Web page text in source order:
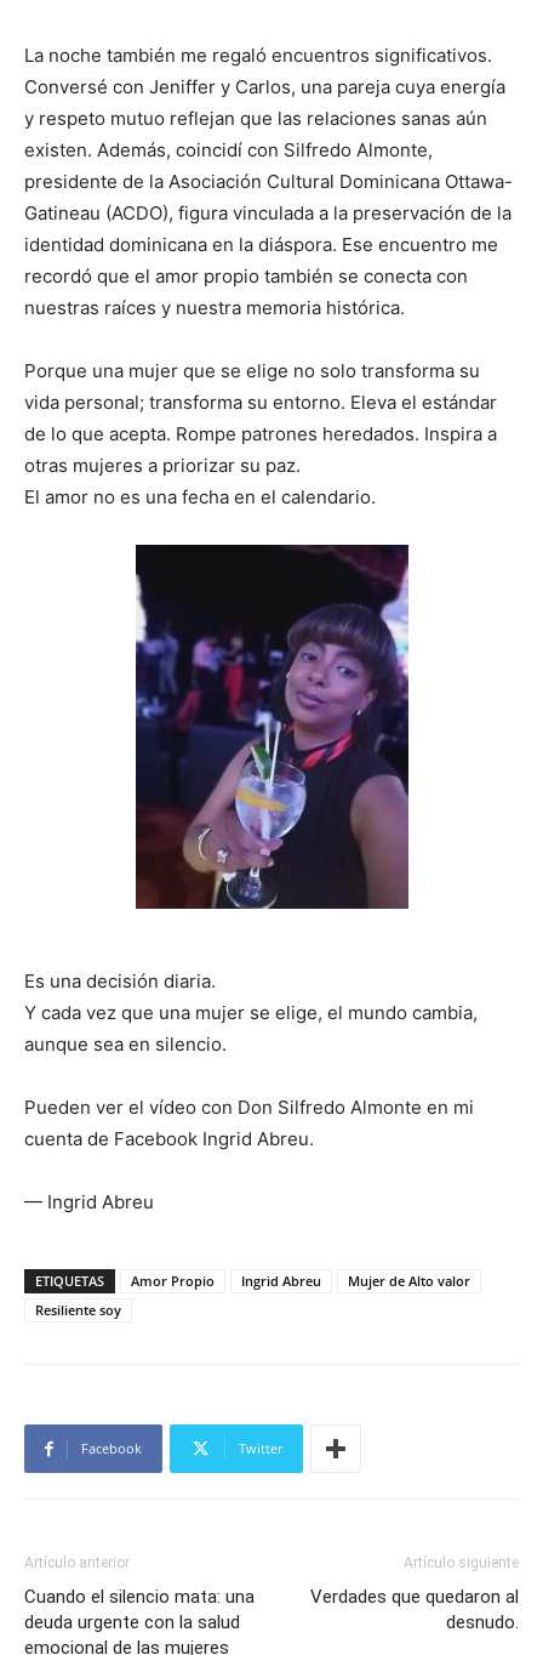
La noche también me regaló encuentros significativos.
Conversé con Jeniffer y Carlos, una pareja cuya energía
y respeto mutuo reflejan que las relaciones sanas aún
existen. Además, coincidí con Silfredo Almonte,
presidente de la Asociación Cultural Dominicana Ottawa-
Gatineau (ACDO), figura vinculada a la preservación de la
identidad dominicana en la diáspora. Ese encuentro me
recordó que el amor propio también se conecta con
nuestras raíces y nuestra memoria histórica.
Porque una mujer que se elige no solo transforma su
vida personal; transforma su entorno. Eleva el estándar
de lo que acepta. Rompe patrones heredados. Inspira a
otras mujeres a priorizar su paz.
El amor no es una fecha en el calendario.
Es una decisión diaria.
Y cada vez que una mujer se elige, el mundo cambia,
aunque sea en silencio.
Pueden ver el vídeo con Don Silfredo Almonte en mi
cuenta de Facebook Ingrid Abreu.
— Ingrid Abreu
ETIQUETAS Amor Propio Ingrid Abreu
Mujer de Alto valor
Resiliente soy
Facebook Twitter
Artículo anterior
Cuando el silencio mata: una
deuda urgente con la salud
emocional de las mujeres
Artículo siguiente
Verdades que quedaron al
desnudo.